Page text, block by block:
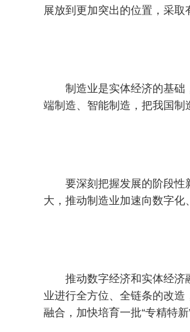
展放到更加突出的位置，采取
制造业是实体经济的基础
端制造、智能制造，把我国制
要深刻把握发展的阶段性
大，推动制造业加速向数字化
推动数字经济和实体经济
业进行全方位、全链条的改
融合，加快培育一批“专精特